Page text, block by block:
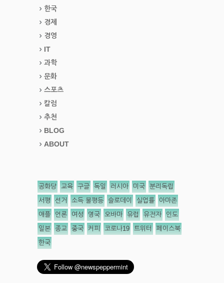
한국
경제
경영
IT
과학
문화
스포츠
칼럼
추천
BLOG
ABOUT
공화당 교육 구글 독일 러시아 미국 분리독립
서평 선거 소득 불평등 슬로데이 실업률 아마존
애플 언론 여성 영국 오바마 유럽 유전자 인도
일본 종교 중국 커피 코로나19 트위터 페이스북
한국